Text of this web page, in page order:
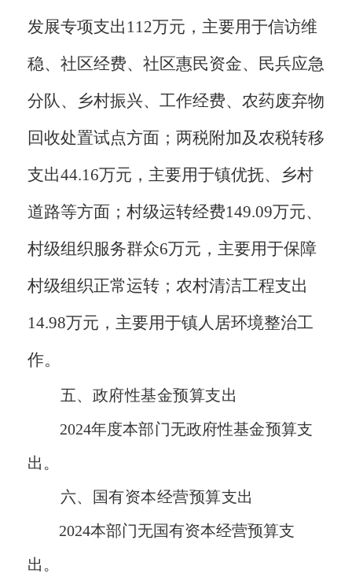
发展专项支出 112万元，主要用于信访维
稳、 社区经费、社区惠民资金、
民兵应急
分队、
乡村振兴、工作经费、 农药废弃物
回收处置试点方面；两税附加及农税转移
支出44.16万元，主要用于镇优抚、乡村
道路等方面 ； 村级运转经费149.09万元、
村级组织服务群众6万元 ，主要用于保障
村级组织正常运转；农村清洁工程支出
14.98万元，主要用于镇人居环境整治工
作。
五、 政府性基金预算支出
2024年度本部门无政府性基金预算支
出。
六、国有资本经营预算支出
2024本部门无国有资本经营预算支
出。